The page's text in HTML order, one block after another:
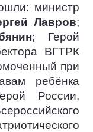
министр
Лавров;
; Герой
ВГТРК
при
ребёнка
России,